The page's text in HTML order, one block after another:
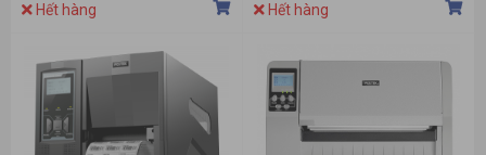
Hết hàng Hết hàng